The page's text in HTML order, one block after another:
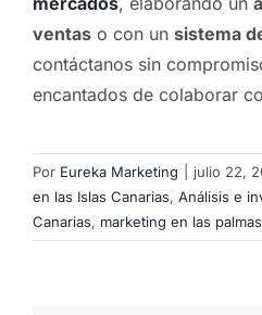
ventaso con un sistema
contáctanos sin
encantados de colaborar
Por Eureka Marketing julio 22,
en las Islas Canarias, Análisis e
Canarias, marketing en las palmas